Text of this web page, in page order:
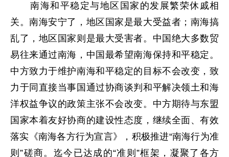
南海和平稳定与地区国家的发展繁荣休戚相
关。南海安宁了，地区国家是最大受益者；南海搞
乱了，地区国家则是最大受害者。中国绝大多数贸
易往来通过南海，中国最希望南海保持和平稳定。
中方致力于维护南海和平稳定的目标不会改变，致
力于同直接当事国通过协商谈判和平解决领土和海
洋权益争议的政策主张不会改变。中方期待与东盟
国家本着友好协商的建设性态度，继续全面、有效
落实《南海各方行为宣言》，积极推进“南海行为准
则”磋商。迄今已达成的“准则”框架，凝聚了各方